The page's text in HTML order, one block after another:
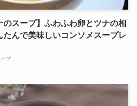
のスープ】ふわふわ卵とツナの相
んで美味しいコンソメスープレ
ープ